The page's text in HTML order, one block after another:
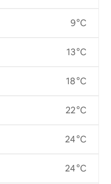
9 °C
13 °C
18 °C
22 °C
24 °C
24 °C